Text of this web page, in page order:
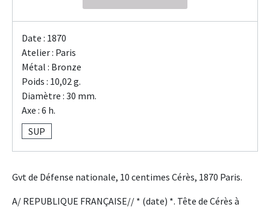
Date : 1870
Atelier : Paris
Métal : Bronze
Poids : 10,02 g.
Diamètre : 30 mm.
Axe : 6 h.
SUP
Gvt de Défense nationale, 10 centimes Cérès, 1870 Paris.
A/ REPUBLIQUE FRANÇAISE// * (date) *. Tête de Cérès à